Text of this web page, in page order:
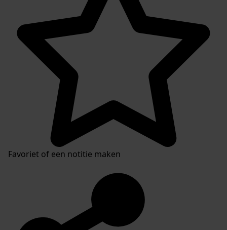
Favoriet of een notitie maken